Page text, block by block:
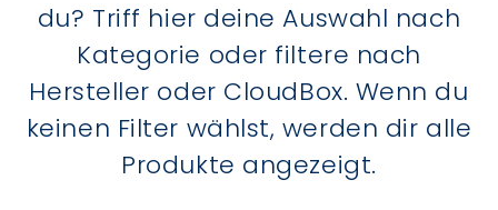
du? Triff hier deine Auswahl nach
Kategorie oder filtere nach
Hersteller oder CloudBox. Wenn du
keinen Filter wählst, werden dir alle
Produkte angezeigt.